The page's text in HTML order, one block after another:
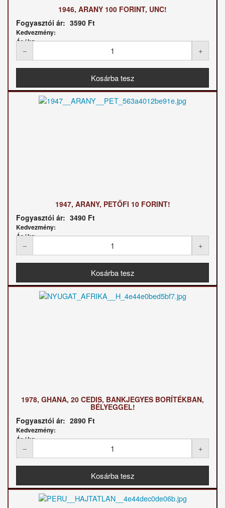
1946, ARANY 100 FORINT, UNC!
Fogyasztói ár: 3590 Ft
Kedvezmény:
Ár / kg:
1947, ARANY, PETŐFI 10 FORINT!
Fogyasztói ár: 3490 Ft
Kedvezmény:
Ár / kg:
1978, GHANA, 20 CEDIS, BANKJEGYES BORÍTÉKBAN,
BÉLYEGGEL!
Fogyasztói ár: 2890 Ft
Kedvezmény:
Ár / kg: